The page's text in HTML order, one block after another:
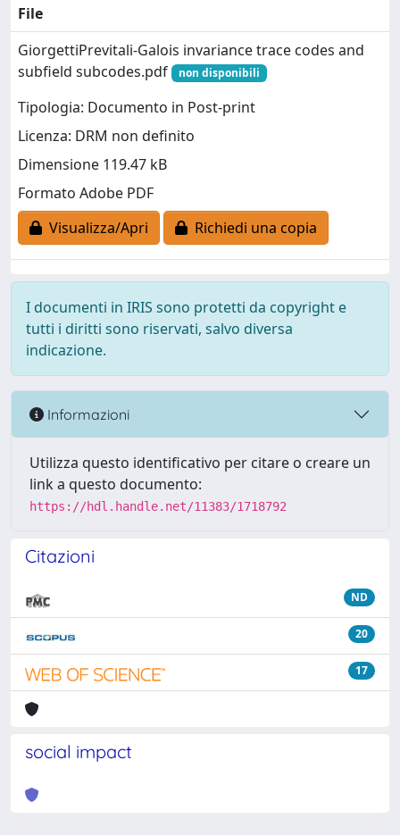
File
GiorgettiPrevitali-Galois invariance trace codes and
subfield subcodes.pdf
non disponibili
Tipologia: Documento in Post-print
Licenza: DRM non definito
Dimensione 119.47 kB
Formato Adobe PDF
Visualizza/Apri
Richiedi una copia
I documenti in IRIS sono protetti da copyright e
tutti i diritti sono riservati, salvo diversa
indicazione.
Informazioni
Utilizza questo identificativo per citare o creare un
link a questo documento:
https://hdl.handle.net/11383/1718792
Citazioni
ND
20
17
social impact